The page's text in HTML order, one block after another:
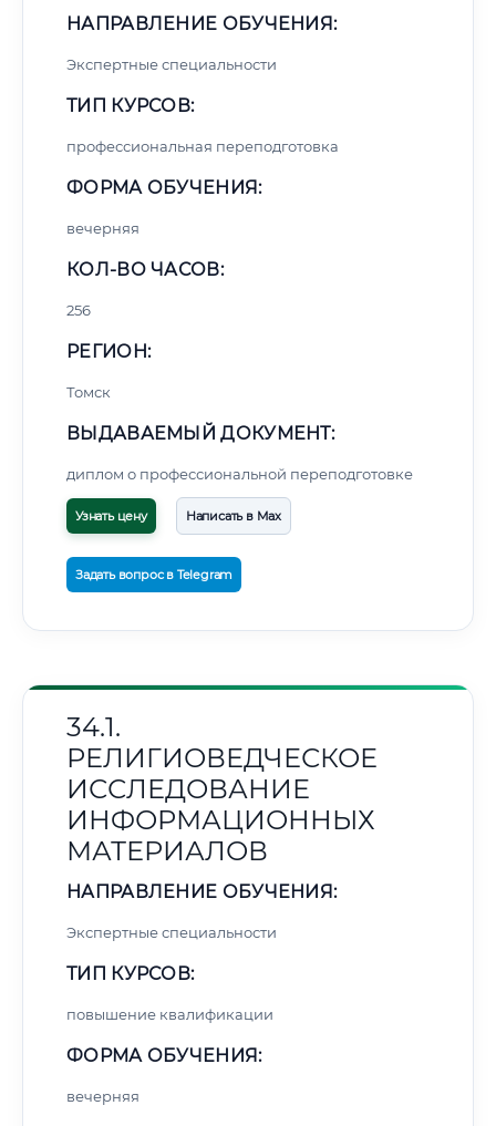
НАПРАВЛЕНИЕ ОБУЧЕНИЯ:
Экспертные специальности
ТИП КУРСОВ:
профессиональная переподготовка
ФОРМА ОБУЧЕНИЯ:
вечерняя
КОЛ-ВО ЧАСОВ:
256
РЕГИОН:
Томск
ВЫДАВАЕМЫЙ ДОКУМЕНТ:
диплом о профессиональной переподготовке
Узнать цену Написать в Max
Задать вопрос в Telegram
34.1.
РЕЛИГИОВЕДЧЕСКОЕ
ИССЛЕДОВАНИЕ
ИНФОРМАЦИОННЫХ
МАТЕРИАЛОВ
НАПРАВЛЕНИЕ ОБУЧЕНИЯ:
Экспертные специальности
ТИП КУРСОВ:
повышение квалификации
ФОРМА ОБУЧЕНИЯ:
вечерняя